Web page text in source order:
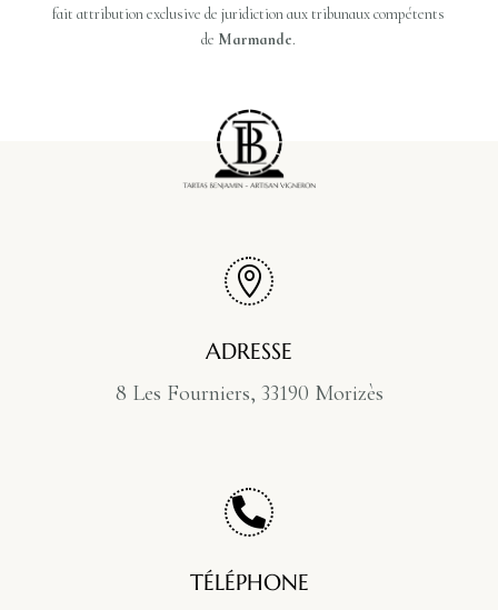
fait attribution exclusive de juridiction aux tribunaux compétents
de Marmande.

ADRESSE
8 Les Fourniers, 33190 Morizès

TÉLÉPHONE